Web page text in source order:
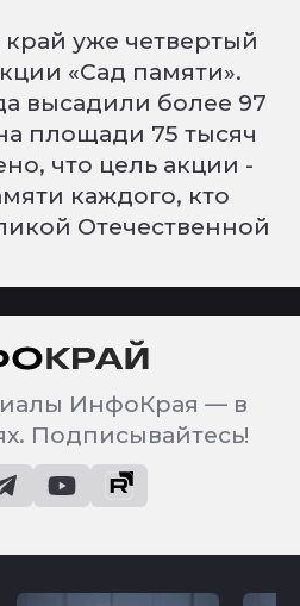
уже четвертый
«Сад памяти».
высадили более 97
площади 75 тысяч
что цель акции -
каждого, кто
Отечественной
ИнфоКрая — в
Подписывайтесь!